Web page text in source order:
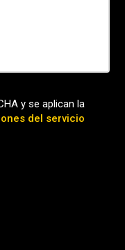
y se aplican la
del servicio